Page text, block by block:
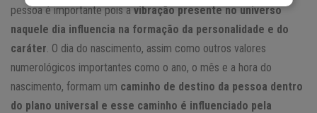
pessoa é importante pois avibração presente no universo
naquele dia influencia na formação da personalidade e do
caráter . O dia do nascimento, assim como outros valores
numerológicos importantes como o ano, o mês e a hora do
nascimento, formam um caminho de destino da pessoa dentro
do plano universal e esse caminho é influenciado pela